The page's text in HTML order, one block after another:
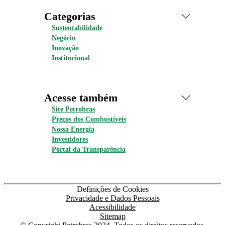
Categorias
Sustentabilidade
Negócio
Inovação
Institucional
Acesse também
Site Petrobras
Preços dos Combustíveis
Nossa Energia
Investidores
Portal da Transparência
Definições de Cookies
Privacidade e Dados Pessoais
Acessibilidade
Sitemap